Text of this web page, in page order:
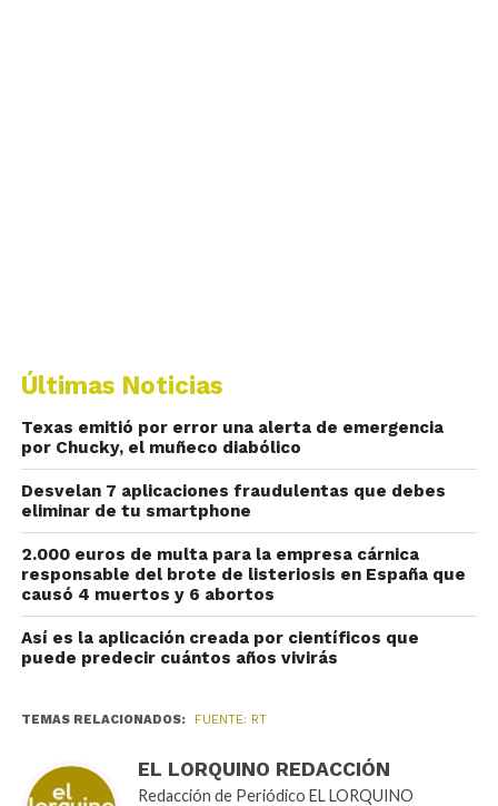
Últimas Noticias
Texas emitió por error una alerta de emergencia
por Chucky, el muñeco diabólico
Desvelan 7 aplicaciones fraudulentas que debes
eliminar de tu smartphone
2.000 euros de multa para la empresa cárnica
responsable del brote de listeriosis en España que
causó 4 muertos y 6 abortos
Así es la aplicación creada por científicos que
puede predecir cuántos años vivirás
TEMAS RELACIONADOS: FUENTE: RT
EL LORQUINO REDACCIÓN
Redacción de Periódico EL LORQUINO